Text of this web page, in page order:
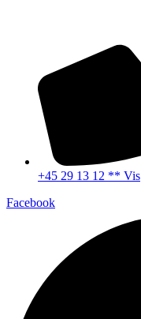
+45 29 13 12 ** Vis
Facebook